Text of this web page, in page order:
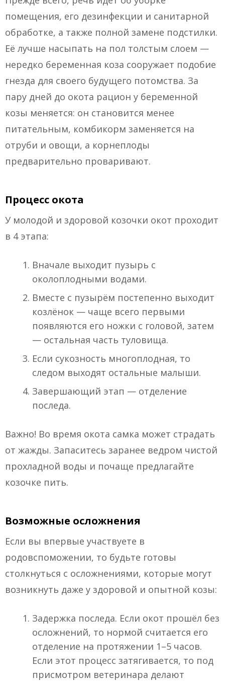
помещения, его дезинфекции и санитарной
обработке, а также полной замене подстилки.
Её лучше насыпать на пол толстым слоем —
нередко беременная коза сооружает подобие
гнезда для своего будущего потомства. За
пару дней до окота рацион у беременной
козы меняется: он становится менее
питательным, комбикорм заменяется на
отруби и овощи, а корнеплоды
предварительно проваривают.
Процесс окота
У молодой и здоровой козочки окот проходит
в 4 этапа:
Вначале выходит пузырь с
околоплодными водами.
Вместе с пузырём постепенно выходит
козлёнок — чаще всего первыми
появляются его ножки с головой, затем
— остальная часть туловища.
Если сукозность многоплодная, то
следом выходят остальные малыши.
Завершающий этап — отделение
последа.
Важно! Во время окота самка может страдать
от жажды. Запаситесь заранее ведром чистой
прохладной воды и почаще предлагайте
козочке пить.
Возможные осложнения
Если вы впервые участвуете в
родовспоможении, то будьте готовы
столкнуться с осложнениями, которые могут
возникнуть даже у здоровой и опытной козы:
Задержка последа. Если окот прошёл без
осложнений, то нормой считается его
отделение на протяжении 1–5 часов.
Если этот процесс затягивается, то под
присмотром ветеринара делают